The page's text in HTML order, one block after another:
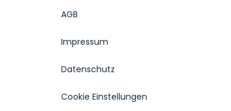
AGB
Impressum
Datenschutz
Cookie Einstellungen